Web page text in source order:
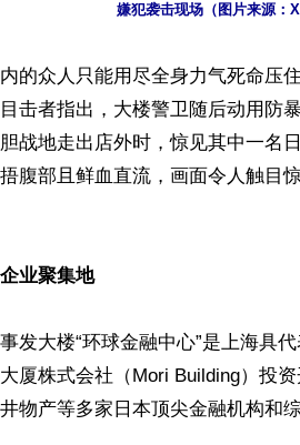
嫌犯袭击现场（图片来源：
的众人只能用尽全身力气死命压
击者指出，大楼警卫随后动用防
战地走出店外时，惊见其中一名
腹部且鲜血直流，画面令人触目
业聚集地
发大楼“环球金融中心”是上海具
厦株式会社（Mori Building）投
物产等多家日本顶尖金融机构和综